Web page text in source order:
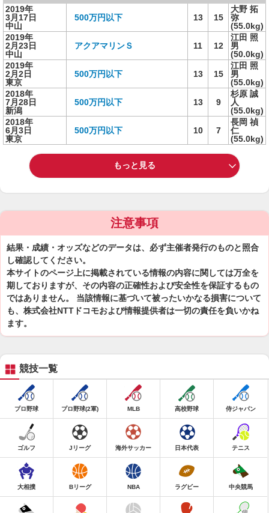
2019年
3月17日
中山
500万円以下 13 15
大野 拓
弥
(55.0kg)
2019年
2月23日
中山
アクアマリンＳ 11 12
江田 照
男
(50.0kg)
2019年
2月2日
東京
500万円以下 13 15
江田 照
男
(55.0kg)
2018年
7月28日
新潟
500万円以下 13 9
杉原 誠
人
(55.0kg)
2018年
6月3日
東京
500万円以下 10 7
長岡 禎
仁
(55.0kg)
もっと見る
注意事項
結果・成績・オッズなどのデータは、必ず主催者発行のものと照合
し確認してください。
本サイトのページ上に掲載されている情報の内容に関しては万全を
期しておりますが、その内容の正確性および安全性を保証するもの
ではありません。 当該情報に基づいて被ったいかなる損害について
も、株式会社NTTドコモおよび情報提供者は一切の責任を負いかね
ます。
競技一覧
プロ野球 プロ野球(2軍) MLB 高校野球 侍ジャパン
ゴルフ Jリーグ 海外サッカー 日本代表 テニス
大相撲 Bリーグ NBA ラグビー 中央競馬